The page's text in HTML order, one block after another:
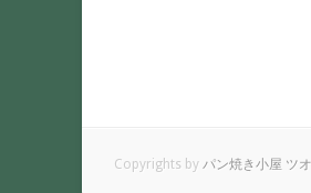
Copyrights by パン焼き小屋 ツ